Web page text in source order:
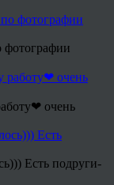
фотографии
очень
Есть подруги-